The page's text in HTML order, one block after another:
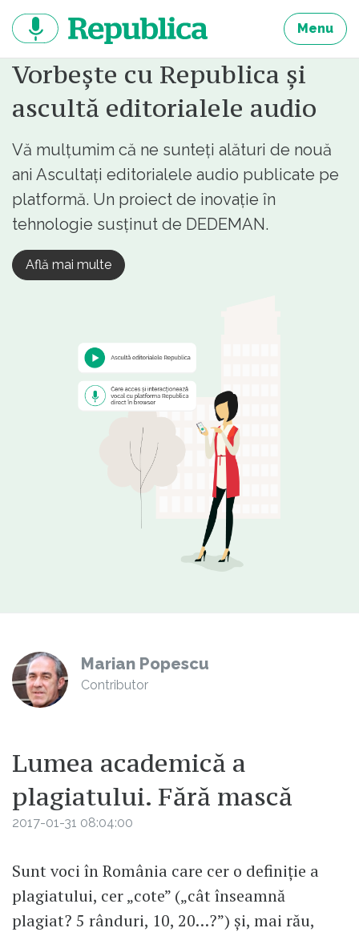
continut
Menu
Vorbește cu Republica și
ascultă editorialele audio
Vă mulțumim că ne sunteți alături de nouă
ani Ascultați editorialele audio publicate pe
platformă. Un proiect de inovație în
tehnologie susținut de DEDEMAN.
Află mai multe
Marian Popescu
Contributor
Lumea academică a
plagiatului. Fără mască
2017-01-31 08:04:00
Sunt voci în România care cer o definiție a
plagiatului, cer „cote” („cât înseamnă
plagiat? 5 rânduri, 10, 20…?”) și, mai rău,